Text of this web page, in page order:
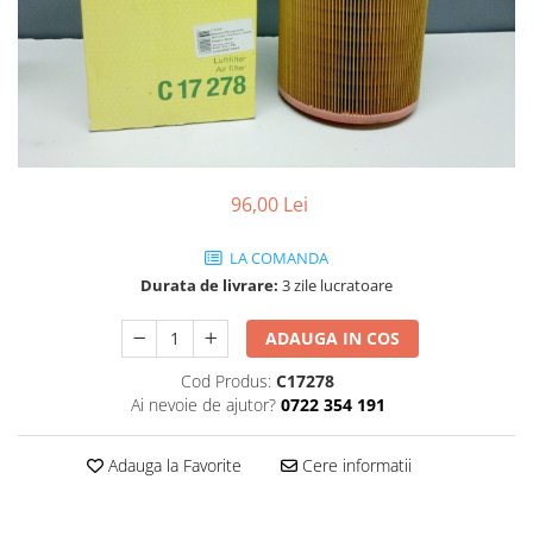
USVO
96,00 Lei
LA COMANDA
Durata de livrare: 3 zile lucratoare
ADAUGA IN COS
Cod Produs: C17278
Ai nevoie de ajutor? 0722 354 191
Adauga la Favorite Cere informatii